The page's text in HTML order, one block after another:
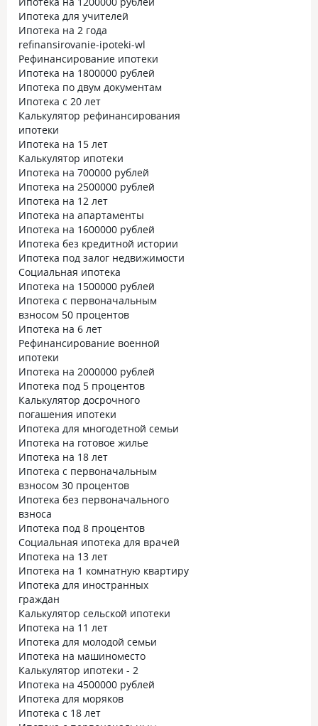
Ипотека для учителей
Ипотека на 2 года
refinansirovanie-ipoteki-wl
Рефинансирование ипотеки
Ипотека на 1800000 рублей
Ипотека по двум документам
Ипотека с 20 лет
Калькулятор рефинансирования
ипотеки
Ипотека на 15 лет
Калькулятор ипотеки
Ипотека на 700000 рублей
Ипотека на 2500000 рублей
Ипотека на 12 лет
Ипотека на апартаменты
Ипотека на 1600000 рублей
Ипотека без кредитной истории
Ипотека под залог недвижимости
Социальная ипотека
Ипотека на 1500000 рублей
Ипотека с первоначальным
взносом 50 процентов
Ипотека на 6 лет
Рефинансирование военной
ипотеки
Ипотека на 2000000 рублей
Ипотека под 5 процентов
Калькулятор досрочного
погашения ипотеки
Ипотека для многодетной семьи
Ипотека на готовое жилье
Ипотека на 18 лет
Ипотека с первоначальным
взносом 30 процентов
Ипотека без первоначального
взноса
Ипотека под 8 процентов
Социальная ипотека для врачей
Ипотека на 13 лет
Ипотека на 1 комнатную квартиру
Ипотека для иностранных
граждан
Калькулятор сельской ипотеки
Ипотека на 11 лет
Ипотека для молодой семьи
Ипотека на машиноместо
Калькулятор ипотеки - 2
Ипотека на 4500000 рублей
Ипотека для моряков
Ипотека с 18 лет